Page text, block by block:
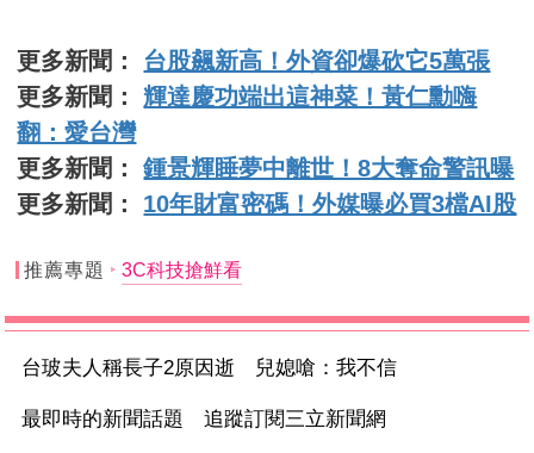
更多新聞： 台股飆新高！外資卻爆砍它5萬張
更多新聞：輝達慶功端出這神菜！黃仁勳嗨
翻：愛台灣
更多新聞：鍾景輝睡夢中離世！8大奪命警訊曝
更多新聞： 10年財富密碼！外媒曝必買3檔AI股
推薦專題 3C科技搶鮮看
台玻夫人稱長子2原因逝 兒媳嗆：我不信
最即時的新聞話題 追蹤訂閱三立新聞網